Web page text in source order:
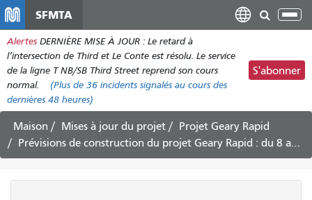
contenu
principal
SFMTA
Alertes DERNIÈRE MISE À JOUR : Le retard à
l’intersection de Third et Le Conte est résolu. Le service
de la ligne T NB/SB Third Street reprend son cours
normal.
(Plus de 36 incidents signalés au cours des
dernières 48 heures)
S'abonner
Maison Mises à jour du projet
Projet Geary Rapid
Prévisions de construction du projet Geary Rapid : du 8 au 21 juin 2019